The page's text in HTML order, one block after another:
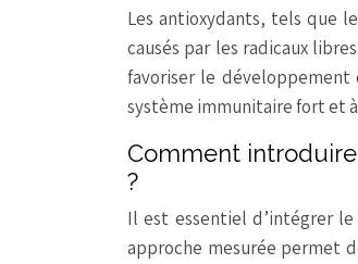
Les antioxydants, tels que
causés par les radicaux
favoriser le développement
système immunitaire fort et
Comment
?
Il est essentiel d’intégrer
approche mesurée permet